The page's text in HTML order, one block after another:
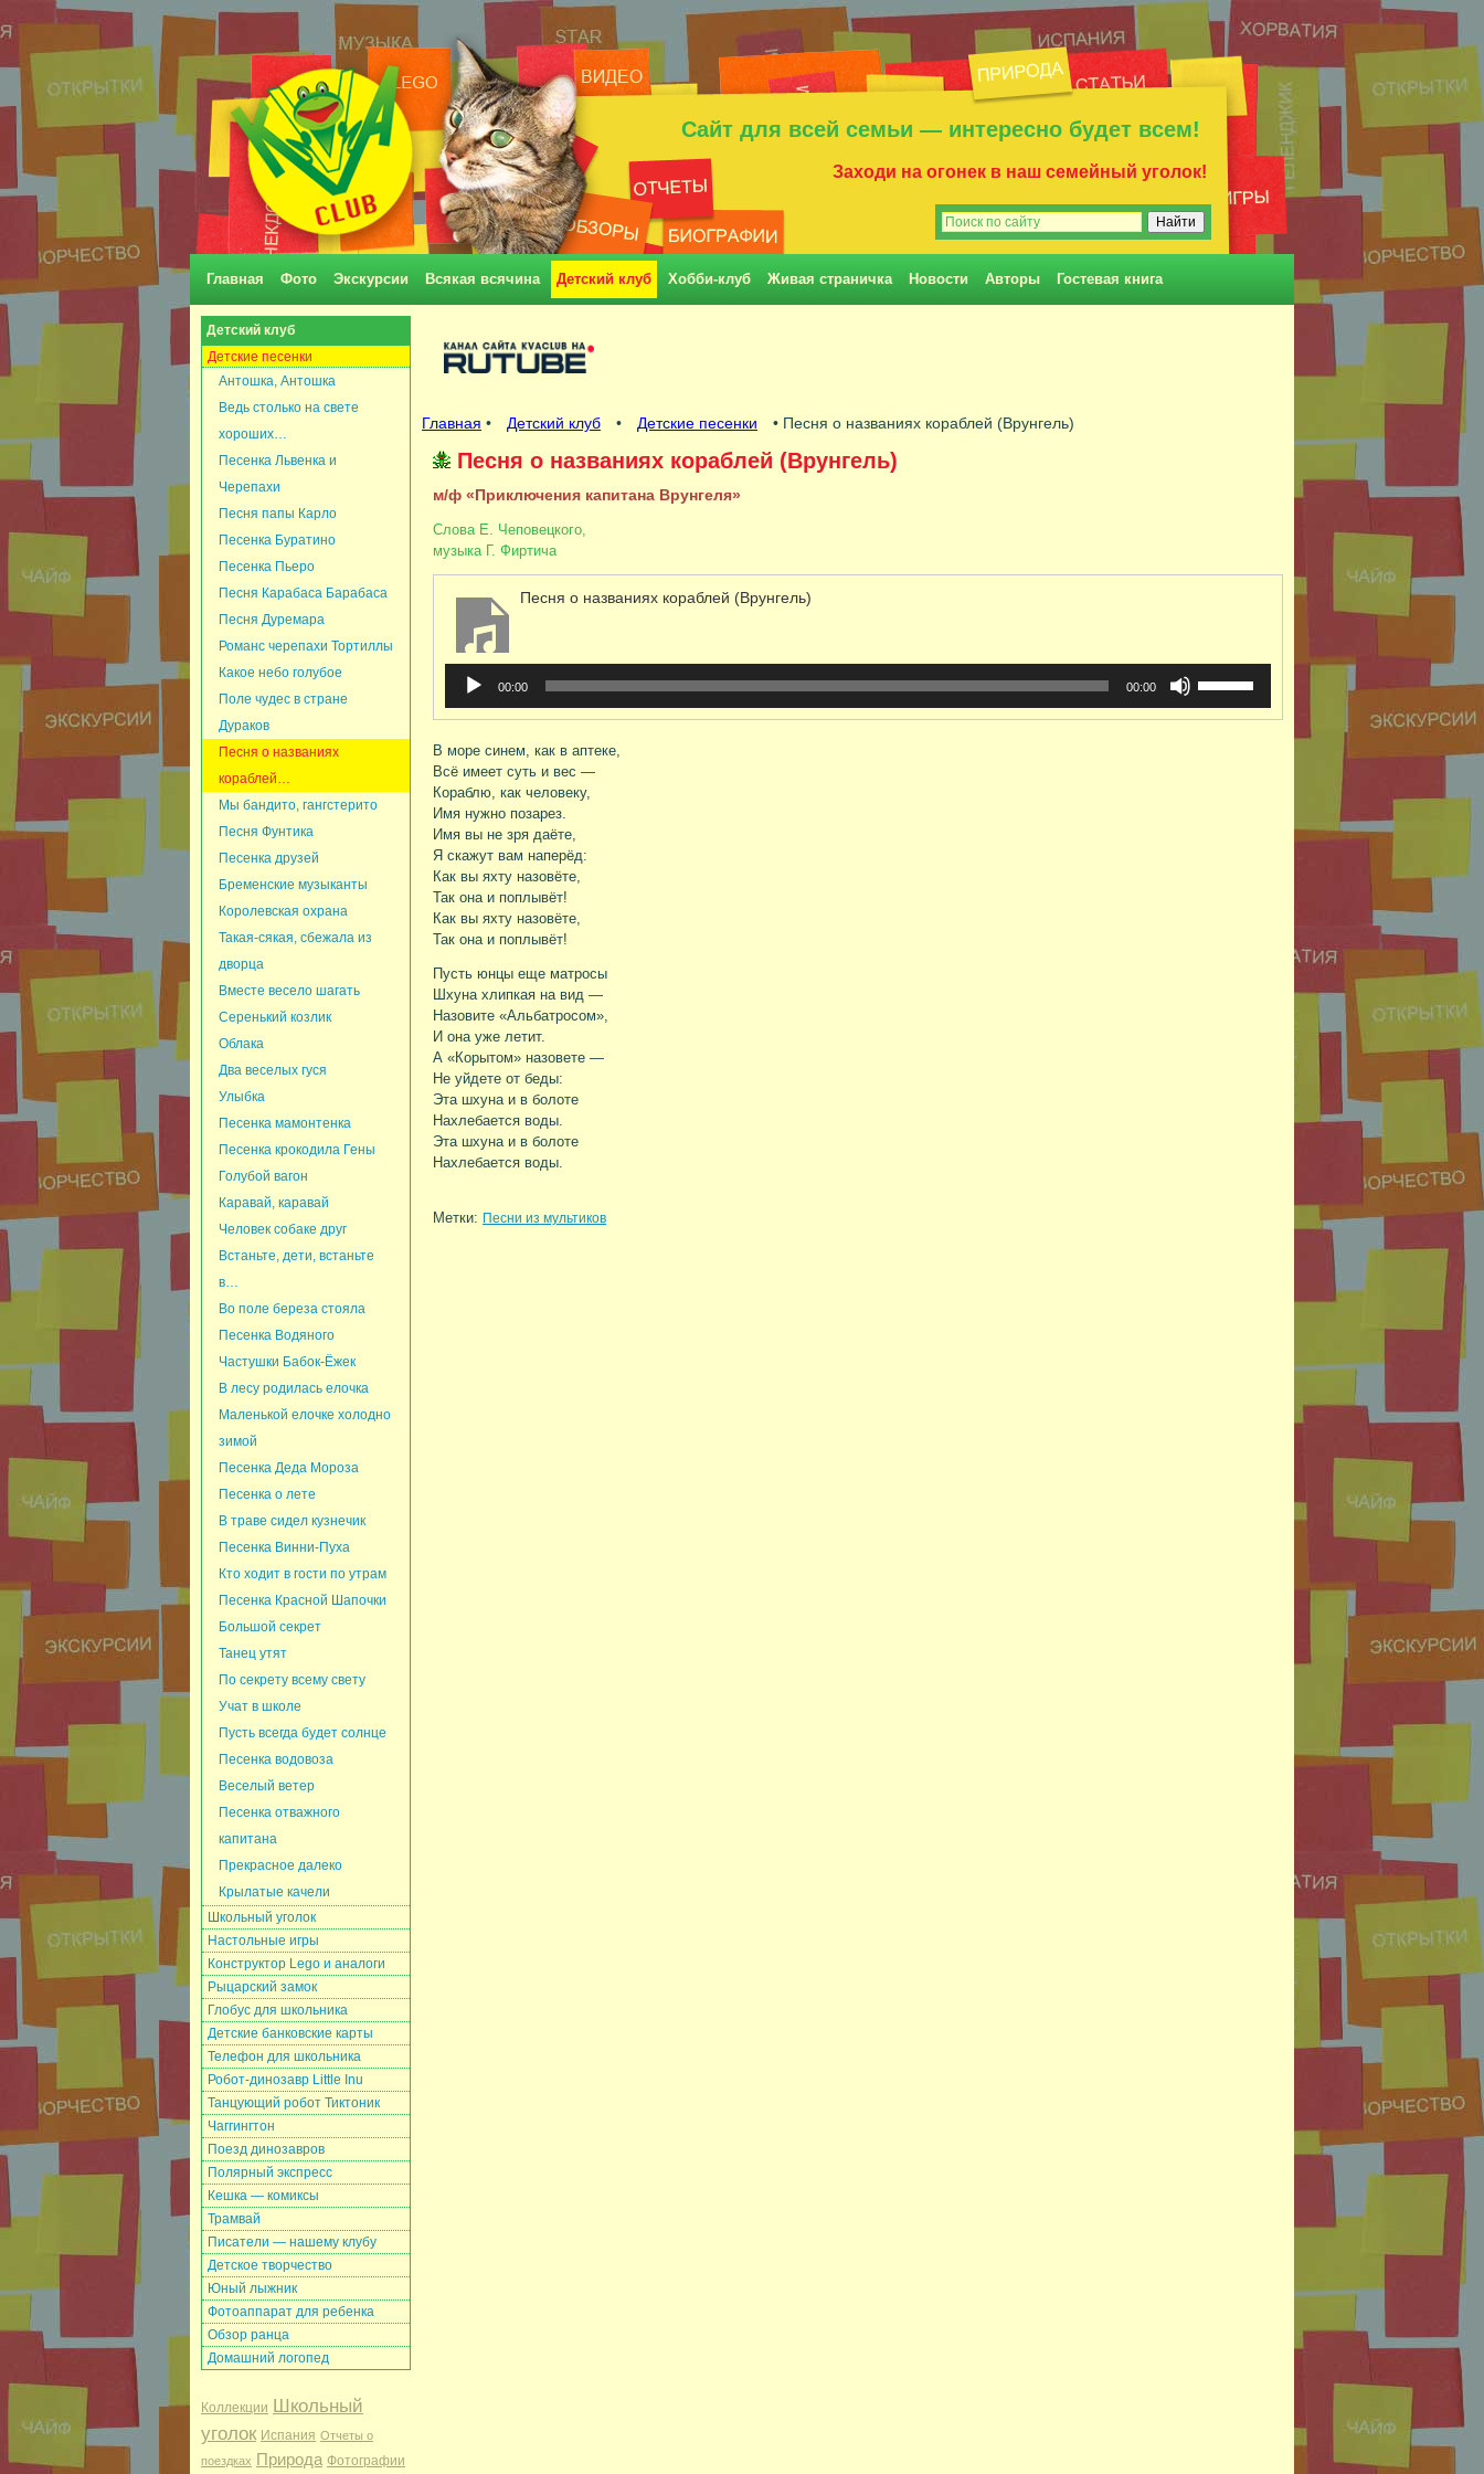
Сайт для всей семьи — интересно будет всем!
Заходи на огонек в наш семейный уголок!
Главная Фото Экскурсии Всякая всячина Детский клуб Хобби-клуб Живая страничка Новости Авторы Гостевая книга
Детский клуб
Детские песенки
Антошка, Антошка
Ведь столько на свете
хороших…
Песенка Львенка и
Черепахи
Песня папы Карло
Песенка Буратино
Песенка Пьеро
Песня Карабаса Барабаса
Песня Дуремара
Романс черепахи Тортиллы
Какое небо голубое
Поле чудес в стране
Дураков
Песня о названиях
кораблей…
Мы бандито, гангстерито
Песня Фунтика
Песенка друзей
Бременские музыканты
Королевская охрана
Такая-сякая, сбежала из
дворца
Вместе весело шагать
Серенький козлик
Облака
Два веселых гуся
Улыбка
Песенка мамонтенка
Песенка крокодила Гены
Голубой вагон
Каравай, каравай
Человек собаке друг
Встаньте, дети, встаньте
в…
Во поле береза стояла
Песенка Водяного
Частушки Бабок-Ёжек
В лесу родилась елочка
Маленькой елочке холодно
зимой
Песенка Деда Мороза
Песенка о лете
В траве сидел кузнечик
Песенка Винни-Пуха
Кто ходит в гости по утрам
Песенка Красной Шапочки
Большой секрет
Танец утят
По секрету всему свету
Учат в школе
Пусть всегда будет солнце
Песенка водовоза
Веселый ветер
Песенка отважного
капитана
Прекрасное далеко
Крылатые качели
Школьный уголок
Настольные игры
Конструктор Lego и аналоги
Рыцарский замок
Глобус для школьника
Детские банковские карты
Телефон для школьника
Робот-динозавр Little Inu
Танцующий робот Тиктоник
Чаггингтон
Поезд динозавров
Полярный экспресс
Кешка — комиксы
Трамвай
Писатели — нашему клубу
Детское творчество
Юный лыжник
Фотоаппарат для ребенка
Обзор ранца
Домашний логопед
Коллекции Школьный
уголок Испания Отчеты о
поездках Природа Фотографии
Главная • Детский клуб • Детские песенки • Песня о названиях кораблей (Врунгель)
Песня о названиях кораблей (Врунгель)
м/ф «Приключения капитана Врунгеля»
Слова Е. Чеповецкого,
музыка Г. Фиртича
Песня о названиях кораблей (Врунгель)
Аудиоплеер
00:00 00:00
клавиши
вверх/
В море синем, как в аптеке,
Всё имеет суть и вес —
Кораблю, как человеку,
Имя нужно позарез.
Имя вы не зря даёте,
Я скажут вам наперёд:
Как вы яхту назовёте,
Так она и поплывёт!
Как вы яхту назовёте,
Так она и поплывёт!
Пусть юнцы еще матросы
Шхуна хлипкая на вид —
Назовите «Альбатросом»,
И она уже летит.
А «Корытом» назовете —
Не уйдете от беды:
Эта шхуна и в болоте
Нахлебается воды.
Эта шхуна и в болоте
Нахлебается воды.
Метки: Песни из мультиков